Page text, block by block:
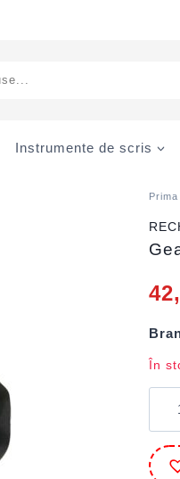
Instrumente de scris
În
41
cm